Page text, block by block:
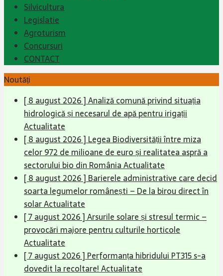
Silvicultura
Legislatie
Agroturism
Concursuri
CONTACT
Noutăți
[ 8 august 2026 ]Analiză comună privind situația
hidrologică și necesarul de apă pentru irigații
Actualitate
[ 8 august 2026 ] Legea Biodiversității între miza
celor 972 de milioane de euro și realitatea aspră a
sectorului bio din RomâniaActualitate
[ 8 august 2026 ] Barierele administrative care decid
soarta legumelor românești – De la birou direct în
solarActualitate
[ 7 august 2026 ]Arsurile solare și stresul termic –
provocări majore pentru culturile horticole
Actualitate
[ 7 august 2026 ] Performanța hibridului PT315 s-a
dovedit la recoltare!Actualitate